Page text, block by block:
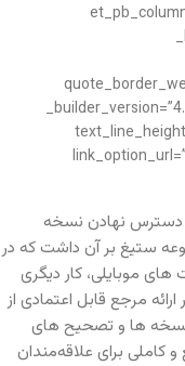
[/et_pb_blurb][/
دسترس نهادن نسخه
ستیغ بر آن داشت که در
موبایلی، کار دیگری
مرجع قابل اعتمادی از
نسخه ها و تصحیح های
برای علاقه‌مندان